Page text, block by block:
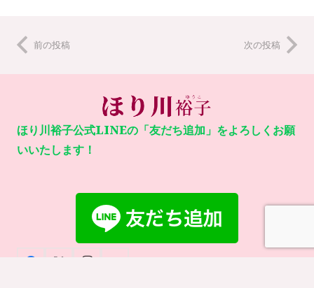
前の投稿 次の投稿
ほり川裕子公式LINEの「友だち追加」をよろしくお願
いいたします！